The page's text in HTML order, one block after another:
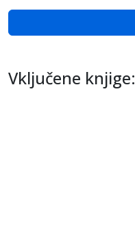
Vključene knjige: